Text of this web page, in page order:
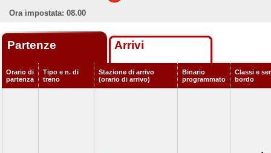
Ora impostata: 08.00
Partenze Arrivi
Orario di
partenza
Tipo e n. di
treno
Stazione di arrivo
(orario di arrivo)
Binario
programmato
Classi e
bordo